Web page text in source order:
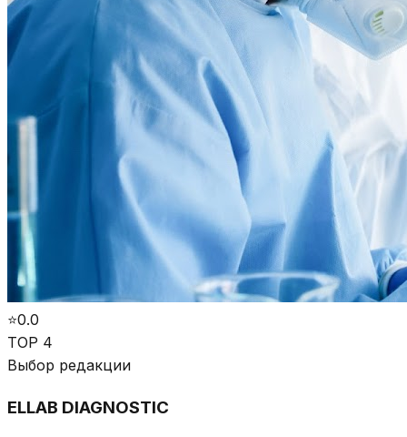
⭐0.0
TOP 4
Выбор редакции
ELLAB DIAGNOSTIC